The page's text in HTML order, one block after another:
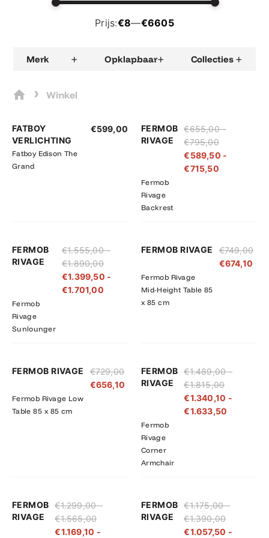
Prijs:€8—€6605
Merk + Opklapbaar+ Collecties +
› Winkel
FATBOY
VERLICHTING
Fatboy Edison The
Grand
€599,00
FERMOB
RIVAGE
Fermob
Rivage
Backrest
€655,00 -
€795,00
€655,00
tot
€795,00
€589,50 -
€715,50
€589,50
tot
€715,50
FERMOB
RIVAGE
Fermob
Rivage
Sunlounger
€1.555,00 -
€1.890,00
€1.555,00
tot
€1.890,00
€1.399,50 -
€1.701,00
€1.399,50
tot
€1.701,00
FERMOB RIVAGE
Fermob Rivage
Mid-Height Table 85
x 85 cm
€749,00
€674,10
FERMOB RIVAGE
Fermob Rivage Low
Table 85 x 85 cm
€729,00
€656,10
FERMOB
RIVAGE
Fermob
Rivage
Corner
Armchair
€1.489,00 -
€1.815,00
€1.489,00
tot
€1.815,00
€1.340,10 -
€1.633,50
€1.340,10
FERMOB
RIVAGE
€1.299,00 -
€1.565,00
€1.299,00
tot
€1.565,00
€1.169,10 -
€1.169,10
€1.408,50
FERMOB
RIVAGE
€1.175,00 -
€1.390,00
€1.175,00
tot
€1.390,00
€1.057,50 -
€1.057,50
tot
€1.251,00